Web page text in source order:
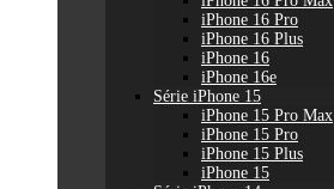
iPhone 16 Pro
iPhone 16 Plus
iPhone 16
iPhone 16e
Série iPhone 15
iPhone 15 Pro Max
iPhone 15 Pro
iPhone 15 Plus
iPhone 15